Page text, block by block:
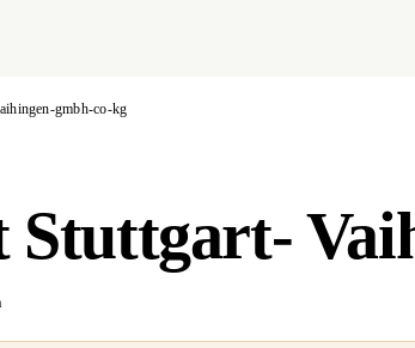
gmbh-co-kg
Stuttgart-